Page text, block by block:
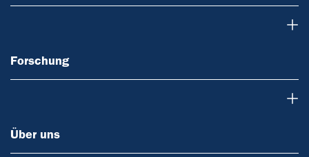
Forschung
Über uns